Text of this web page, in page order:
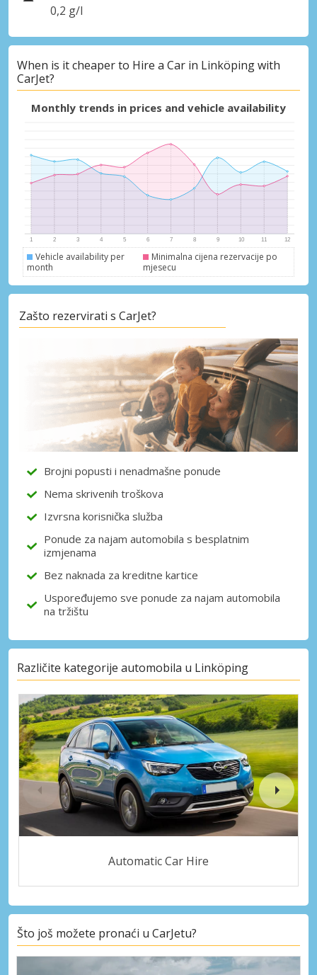
Posebni popusti
Pristupite ekskluzivnim ponudama naših
dobavljača
Prijava putem eLinka
0,2 g/l
When is it cheaper to Hire a Car in Linköping with
CarJet?
Monthly trends in prices and vehicle availability
Vehicle availability per
month
Minimalna cijena rezervacije po
mjesecu
Zašto rezervirati s CarJet?
Brojni popusti i nenadmašne ponude
Nema skrivenih troškova
Izvrsna korisnička služba
Ponude za najam automobila s besplatnim
izmjenama
Bez naknada za kreditne kartice
Uspoređujemo sve ponude za najam automobila
na tržištu
Različite kategorije automobila u Linköping
Automatic Car Hire
Što još možete pronaći u CarJetu?